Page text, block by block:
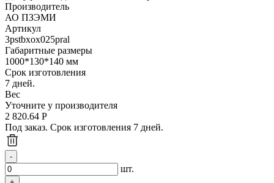
Производитель
АО ПЗЭМИ
Артикул
3pstbxox025pral
Габаритные размеры
1000*130*140 мм
Срок изготовления
7 дней.
Вес
Уточните у производителя
2 820.64 Р
Под заказ. Срок изготовления 7 дней.
шт.